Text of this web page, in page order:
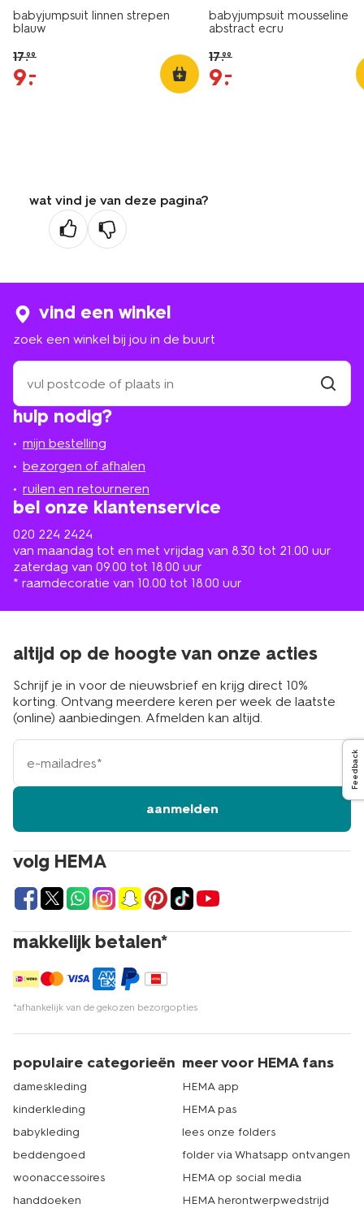
babyjumpsuit linnen strepen
blauw
17.99
9.
–
babyjumpsuit mousseline
abstract ecru
17.99
9.
–
wat vind je van deze pagina?
hulp nodig?
mijn bestelling
bezorgen of afhalen
ruilen en retourneren
bel onze klantenservice
020 224 2424
van maandag tot en met vrijdag van 8.30 tot 21.00 uur
zaterdag van 09.00 tot 18.00 uur
* raamdecoratie van 10.00 tot 18.00 uur
vind een winkel
zoek een winkel bij jou in de buurt
zoek
een
winkel
bij
in
de
buurt
volg HEMA
makkelijk betalen*
*afhankelijk van de gekozen bezorgopties
altijd op de hoogte van onze acties
Schrijf je in voor de nieuwsbrief en krijg direct 10%
korting. Ontvang meerdere keren per week de laatste
(online) aanbiedingen. Afmelden kan altijd.
e-
mailadres
aanmelden
populaire categorieën
dameskleding
kinderkleding
babykleding
beddengoed
woonaccessoires
handdoeken
meer voor HEMA fans
HEMA app
HEMA pas
lees onze folders
folder via Whatsapp ontvangen
HEMA op social media
HEMA herontwerpwedstrijd
Feedback